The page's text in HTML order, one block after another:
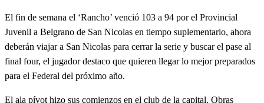
El fin de semana el ‘Rancho’ venció 103 a 94 por el Provincial
Juvenil a Belgrano de San Nicolas en tiempo suplementario, ahora
deberán viajar a San Nicolas para cerrar la serie y buscar el pase al
final four, el jugador destaco que quieren llegar lo mejor preparados
para el Federal del próximo año.
El ala pívot hizo sus comienzos en el club de la capital, Obras